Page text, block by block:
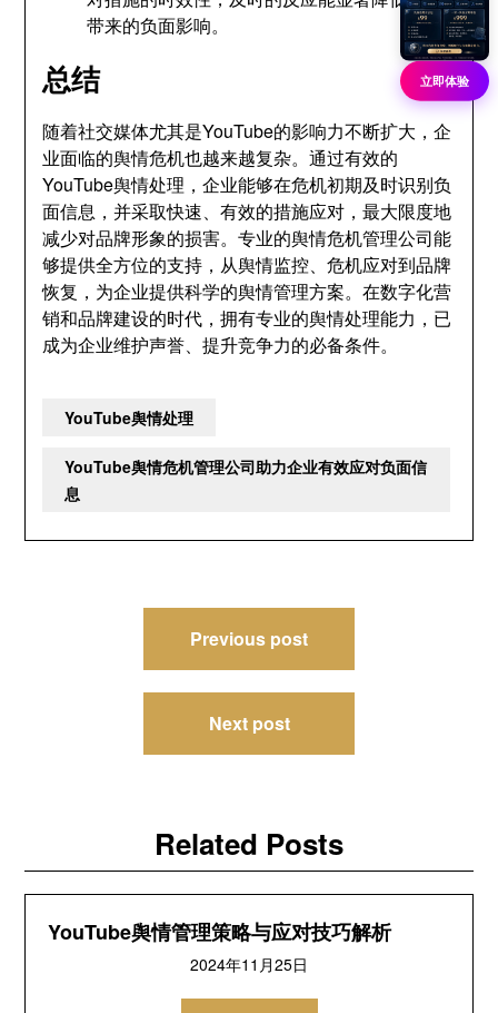
带来的负面影响。
总结
随着社交媒体尤其是YouTube的影响力不断扩大，企
业面临的舆情危机也越来越复杂。通过有效的
YouTube舆情处理，企业能够在危机初期及时识别负
面信息，并采取快速、有效的措施应对，最大限度地
减少对品牌形象的损害。专业的舆情危机管理公司能
够提供全方位的支持，从舆情监控、危机应对到品牌
恢复，为企业提供科学的舆情管理方案。在数字化营
销和品牌建设的时代，拥有专业的舆情处理能力，已
成为企业维护声誉、提升竞争力的必备条件。
YouTube舆情处理
YouTube舆情危机管理公司助力企业有效应对负面信
息
Previous post
Next post
Related Posts
YouTube舆情管理策略与应对技巧解析
2024年11月25日
立即体验